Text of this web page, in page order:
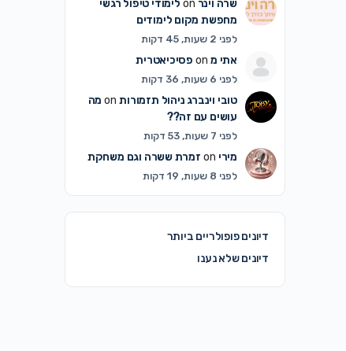
שרה וינר
לימודי טיפול רגשי
מחפשת מקום לימודים
לפני 2 שעות, 45 דקות
אתי מon פסיכיאטרית
לפני 6 שעות, 36 דקות
טובי וינברג ניהול תזמורותon
מה
עושים עם זה??
לפני 7 שעות, 53 דקות
מירי זמרת ששרה וגם משחקת
לפני 8 שעות, 19 דקות
דיונים פופולריים ביותר
דיונים שלא נענו